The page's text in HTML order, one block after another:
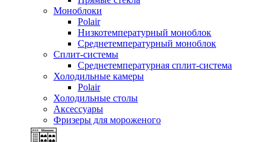
Моноблоки
Polair
Низкотемпературный моноблок
Среднетемпературный моноблок
Сплит-системы
Среднетемпературная сплит-система
Холодильные камеры
Polair
Холодильные столы
Аксессуары
Фризеры для мороженого